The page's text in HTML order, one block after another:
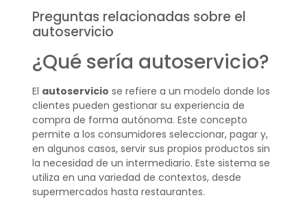
Preguntas relacionadas sobre el
autoservicio
¿Qué sería autoservicio?
El autoservicio se refiere a un modelo donde los
clientes pueden gestionar su experiencia de
compra de forma autónoma. Este concepto
permite a los consumidores seleccionar, pagar y,
en algunos casos, servir sus propios productos sin
la necesidad de un intermediario. Este sistema se
utiliza en una variedad de contextos, desde
supermercados hasta restaurantes.